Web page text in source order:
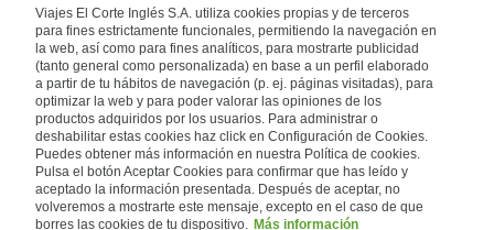
Quiénes somos
Financiación
Sostenibilidad
Turismo accesible
Tarjeta El Corte Inglés
Trabaja con nosotros
El Corte Inglés
Canal Ético
Enlaces de interés
Guías de viaje
Catálogos
Auto check-in
Condiciones Generales
Política de privacidad
Política de cookies
Accesibilidad
Empresas/ Grupos
Internacional
España
Visita nuestro blog
Viajes El Corte Inglés S.A. utiliza cookies propias y de terceros
para fines estrictamente funcionales, permitiendo la navegación en
la web, así como para fines analíticos, para mostrarte publicidad
(tanto general como personalizada) en base a un perfil elaborado
a partir de tu hábitos de navegación (p. ej. páginas visitadas), para
optimizar la web y para poder valorar las opiniones de los
productos adquiridos por los usuarios. Para administrar o
deshabilitar estas cookies haz click en Configuración de Cookies.
Puedes obtener más información en nuestra Política de cookies.
Pulsa el botón Aceptar Cookies para confirmar que has leído y
aceptado la información presentada. Después de aceptar, no
volveremos a mostrarte este mensaje, excepto en el caso de que
borres las cookies de tu dispositivo. Más información